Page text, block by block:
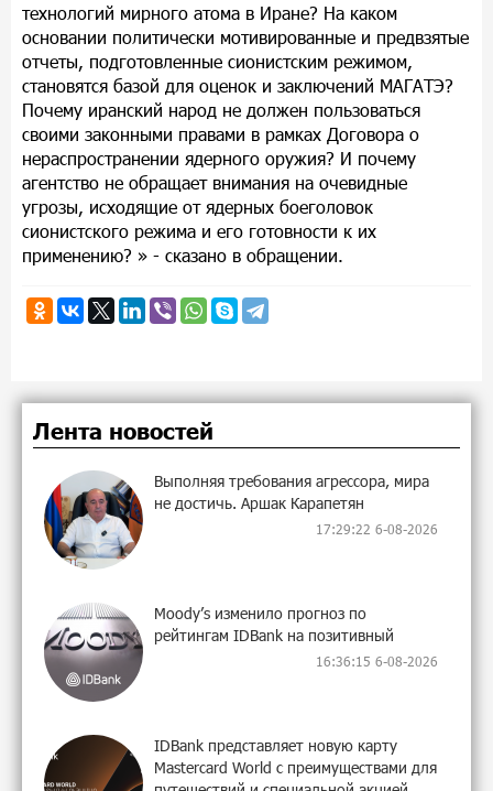
технологий мирного атома в Иране? На каком
основании политически мотивированные и предвзятые
отчеты, подготовленные сионистским режимом,
становятся базой для оценок и заключений МАГАТЭ?
Почему иранский народ не должен пользоваться
своими законными правами в рамках Договора о
нераспространении ядерного оружия? И почему
агентство не обращает внимания на очевидные
угрозы, исходящие от ядерных боеголовок
сионистского режима и его готовности к их
применению? » - сказано в обращении.
Лента новостей
Выполняя требования агрессора, мира
не достичь. Аршак Карапетян
17:29:22 6-08-2026
Moody’s изменило прогноз по
рейтингам IDBank на позитивный
16:36:15 6-08-2026
IDBank представляет новую карту
Mastercard World с преимуществами для